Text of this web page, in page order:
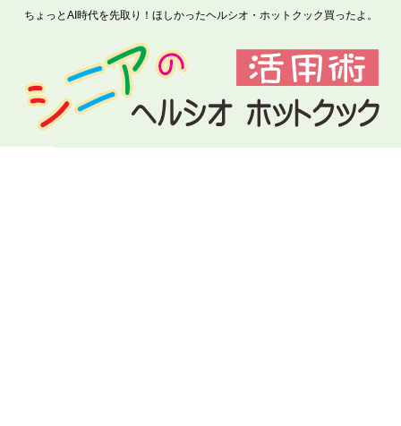
ちょっとAI時代を先取り！ほしかったヘルシオ・ホットクック買ったよ。